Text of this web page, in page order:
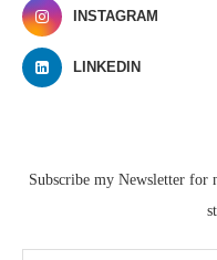
INSTAGRAM
LINKEDIN
Subscribe my Newsletter for